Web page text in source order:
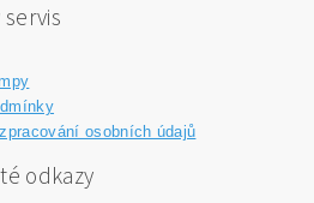
osobních údajů
odkazy